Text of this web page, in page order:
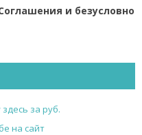
и безусловно
за руб.
на сайт